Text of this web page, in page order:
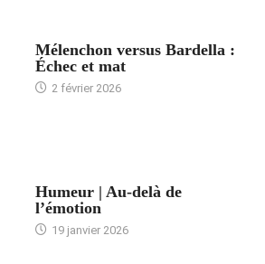
Mélenchon versus Bardella :
Échec et mat
2 février 2026
Humeur | Au-delà de
l’émotion
19 janvier 2026